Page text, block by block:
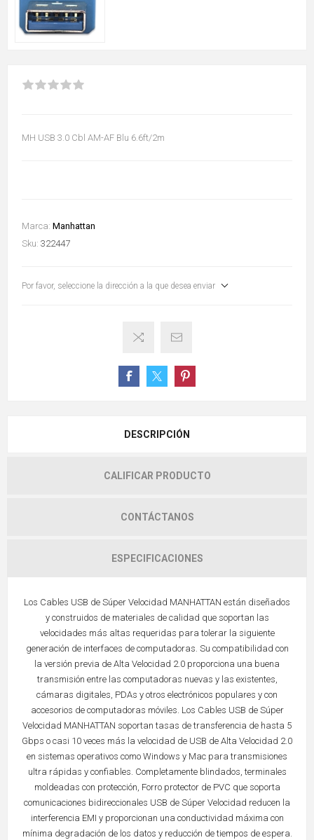
MH USB 3.0 Cbl AM-AF Blu 6.6ft/2m
Marca: Manhattan
Sku: 322447
Por favor, seleccione la dirección a la que desea enviar
DESCRIPCIÓN
CALIFICAR PRODUCTO
CONTÁCTANOS
ESPECIFICACIONES
Los Cables USB de Súper Velocidad MANHATTAN están diseñados
y construidos de materiales de calidad que soportan las
velocidades más altas requeridas para tolerar la siguiente
generación de interfaces de computadoras. Su compatibilidad con
la versión previa de Alta Velocidad 2.0 proporciona una buena
transmisión entre las computadoras nuevas y las existentes,
cámaras digitales, PDAs y otros electrónicos populares y con
accesorios de computadoras móviles. Los Cables USB de Súper
Velocidad MANHATTAN soportan tasas de transferencia de hasta 5
Gbps o casi 10 veces más la velocidad de USB de Alta Velocidad 2.0
en sistemas operativos como Windows y Mac para transmisiones
ultra rápidas y confiables. Completamente blindados, terminales
moldeadas con protección, Forro protector de PVC que soporta
comunicaciones bidireccionales USB de Súper Velocidad reducen la
interferencia EMI y proporcionan una conductividad máxima con
mínima degradación de los datos y reducción de tiempos de espera.